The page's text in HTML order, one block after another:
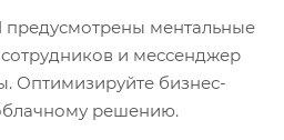
предусмотрены ментальные
и мессенджер
Оптимизируйте бизнес-
решению.